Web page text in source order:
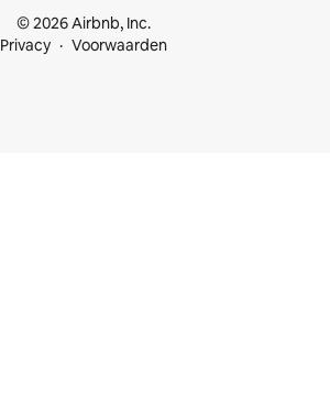
© 2026 Airbnb, Inc.
Privacy
Voorwaarden